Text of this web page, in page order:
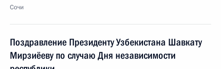
Сочи
Поздравление Президенту Узбекистана Шавкату
Мирзиёеву по случаю Дня независимости